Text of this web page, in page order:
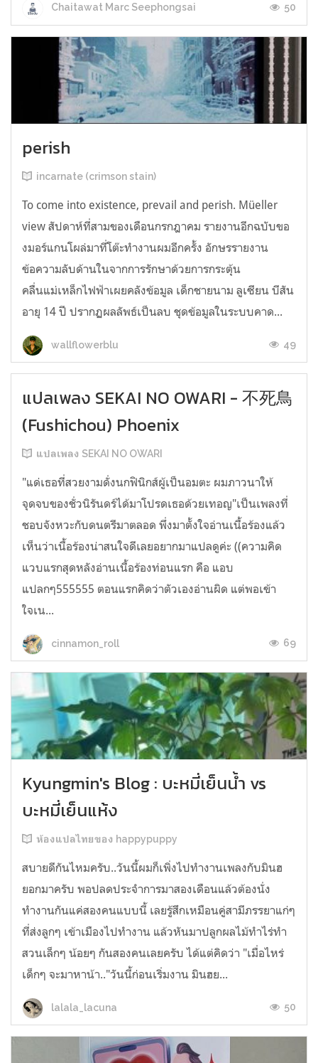
Chaitawat Marc Seephongsai 50
perish
incarnate (crimson stain)
To come into existence, prevail and perish. Müeller
view สัปดาห์ที่สามของเดือนกรกฎาคม รายงานอีกฉบับขอ
งมอร์แกนโผล่มาที่โต๊ะทำงานผมอีกครั้ง อักษรรายงาน
ข้อความลับด้านในจากการรักษาด้วยการกระตุ้น
คลื่นแม่เหล็กไฟฟ้าเผยคลังข้อมูล เด็กชายนาม ลูเซียน บีสัน
อายุ 14 ปี ปรากฏผลลัพธ์เป็นลบ ชุดข้อมูลในระบบคาด...
wallflowerblu 49
แปลเพลง SEKAI NO OWARI - 不死鳥
(Fushichou) Phoenix
แปลเพลง SEKAI NO OWARI
"แด่เธอที่สวยงามดั่งนกฟินิกส์ผู้เป็นอมตะ ผมภาวนาให้
จุดจบของชั่วนิรันดร์ได้มาโปรดเธอด้วยเทอญ"เป็นเพลงที่
ชอบจังหวะกับดนตรีมาตลอด พึ่งมาตั้งใจอ่านเนื้อร้องแล้ว
เห็นว่าเนื้อร้องน่าสนใจดีเลยอยากมาแปลดูค่ะ ((ความคิด
แวบแรกสุดหลังอ่านเนื้อร้องท่อนแรก คือ แอบ
แปลกๆ555555 ตอนแรกคิดว่าตัวเองอ่านผิด แต่พอเข้า
ใจเน...
cinnamon_roll 69
Kyungmin's Blog : บะหมี่เย็นน้ำ vs
บะหมี่เย็นแห้ง
ห้องแปลไทยของ happypuppy
สบายดีกันไหมครับ..วันนี้ผมก็เพิ่งไปทำงานเพลงกับมินฮ
ยอกมาครับ พอปลดประจำการมาสองเดือนแล้วต้องนั่ง
ทำงานกันแค่สองคนแบบนี้ เลยรู้สึกเหมือนคู่สามีภรรยาแก่ๆ
ที่ส่งลูกๆ เข้าเมืองไปทำงาน แล้วหันมาปลูกผลไม้ทำไร่ทำ
สวนเล็กๆ น้อยๆ กันสองคนเลยครับ ได้แต่คิดว่า "เมื่อไหร่
เด็กๆ จะมาหาน้า.."วันนี้ก่อนเริ่มงาน มินฮย...
lalala_lacuna 50